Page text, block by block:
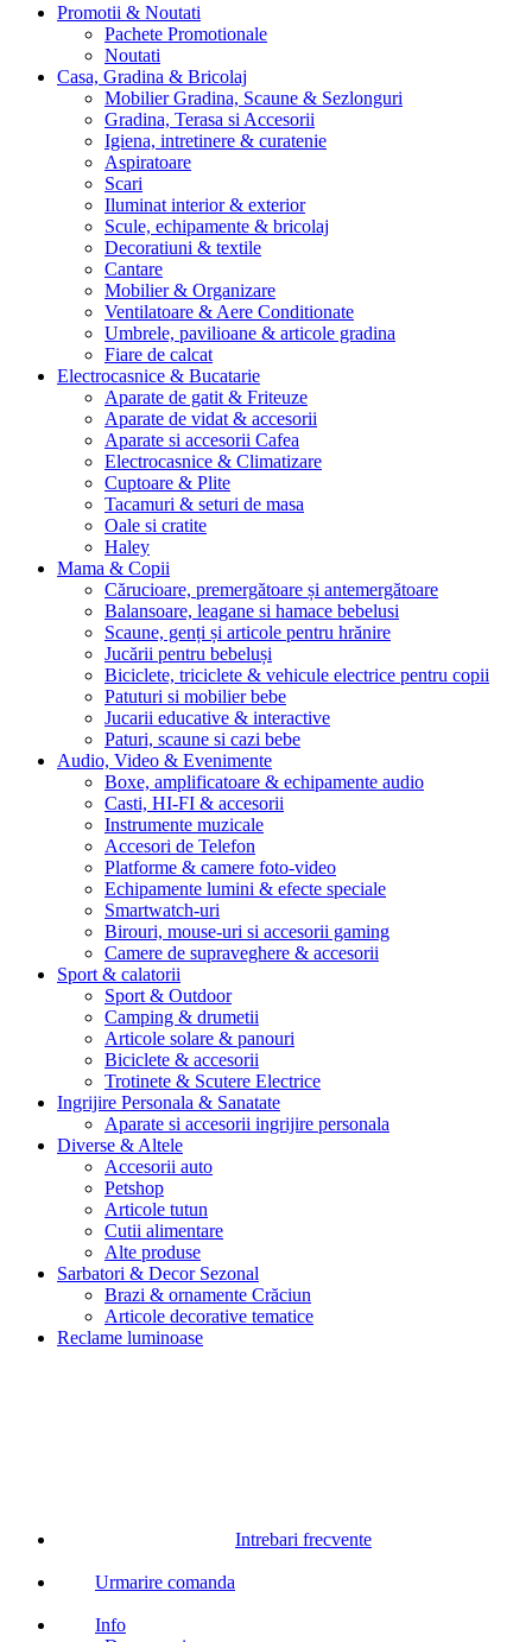
Promotii & Noutati
Pachete Promotionale
Noutati
Casa, Gradina & Bricolaj
Mobilier Gradina, Scaune & Sezlonguri
Gradina, Terasa si Accesorii
Igiena, intretinere & curatenie
Aspiratoare
Scari
Iluminat interior & exterior
Scule, echipamente & bricolaj
Decoratiuni & textile
Cantare
Mobilier & Organizare
Ventilatoare & Aere Conditionate
Umbrele, pavilioane & articole gradina
Fiare de calcat
Electrocasnice & Bucatarie
Aparate de gatit & Friteuze
Aparate de vidat & accesorii
Aparate si accesorii Cafea
Electrocasnice & Climatizare
Cuptoare & Plite
Tacamuri & seturi de masa
Oale si cratite
Haley
Mama & Copii
Cărucioare, premergătoare și antemergătoare
Balansoare, leagane si hamace bebelusi
Scaune, genți și articole pentru hrănire
Jucării pentru bebeluși
Biciclete, triciclete & vehicule electrice pentru copii
Patuturi si mobilier bebe
Jucarii educative & interactive
Paturi, scaune si cazi bebe
Audio, Video & Evenimente
Boxe, amplificatoare & echipamente audio
Casti, HI-FI & accesorii
Instrumente muzicale
Accesori de Telefon
Platforme & camere foto-video
Echipamente lumini & efecte speciale
Smartwatch-uri
Birouri, mouse-uri si accesorii gaming
Camere de supraveghere & accesorii
Sport & calatorii
Sport & Outdoor
Camping & drumetii
Articole solare & panouri
Biciclete & accesorii
Trotinete & Scutere Electrice
Ingrijire Personala & Sanatate
Aparate si accesorii ingrijire personala
Diverse & Altele
Accesorii auto
Petshop
Articole tutun
Cutii alimentare
Alte produse
Sarbatori & Decor Sezonal
Brazi & ornamente Crăciun
Articole decorative tematice
Reclame luminoase
Intrebari frecvente
Urmarire comanda
Info